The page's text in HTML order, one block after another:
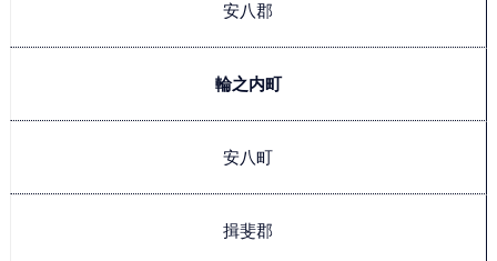
安八郡
輪之内町
安八町
揖斐郡